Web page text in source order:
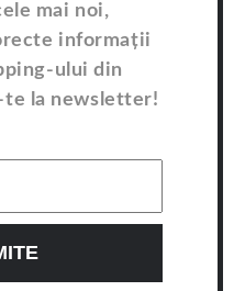
mai noi,
informații
ului din
te la newsletter!